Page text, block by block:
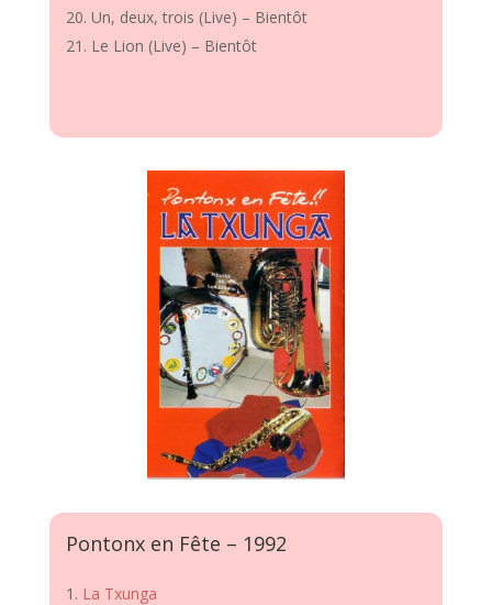
Un, deux, trois (Live) – Bientôt
Le Lion (Live) – Bientôt
Pontonx en Fête – 1992
La Txunga